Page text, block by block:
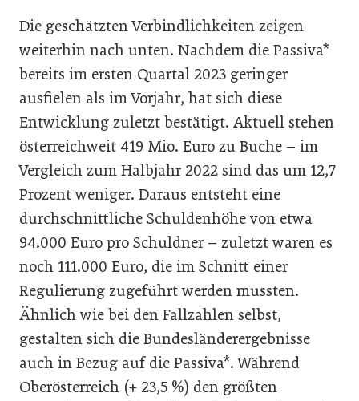
Die geschätzten Verbindlichkeiten zeigen
weiterhin nach unten. Nachdem die Passiva*
bereits im ersten Quartal 2023 geringer
ausfielen als im Vorjahr, hat sich diese
Entwicklung zuletzt bestätigt. Aktuell stehen
österreichweit 419 Mio. Euro zu Buche – im
Vergleich zum Halbjahr 2022 sind das um 12,7
Prozent weniger. Daraus entsteht eine
durchschnittliche Schuldenhöhe von etwa
94.000 Euro pro Schuldner – zuletzt waren es
noch 111.000 Euro, die im Schnitt einer
Regulierung zugeführt werden mussten.
Ähnlich wie bei den Fallzahlen selbst,
gestalten sich die Bundesländerergebnisse
auch in Bezug auf die Passiva*. Während
Oberösterreich (+ 23,5 %) den größten